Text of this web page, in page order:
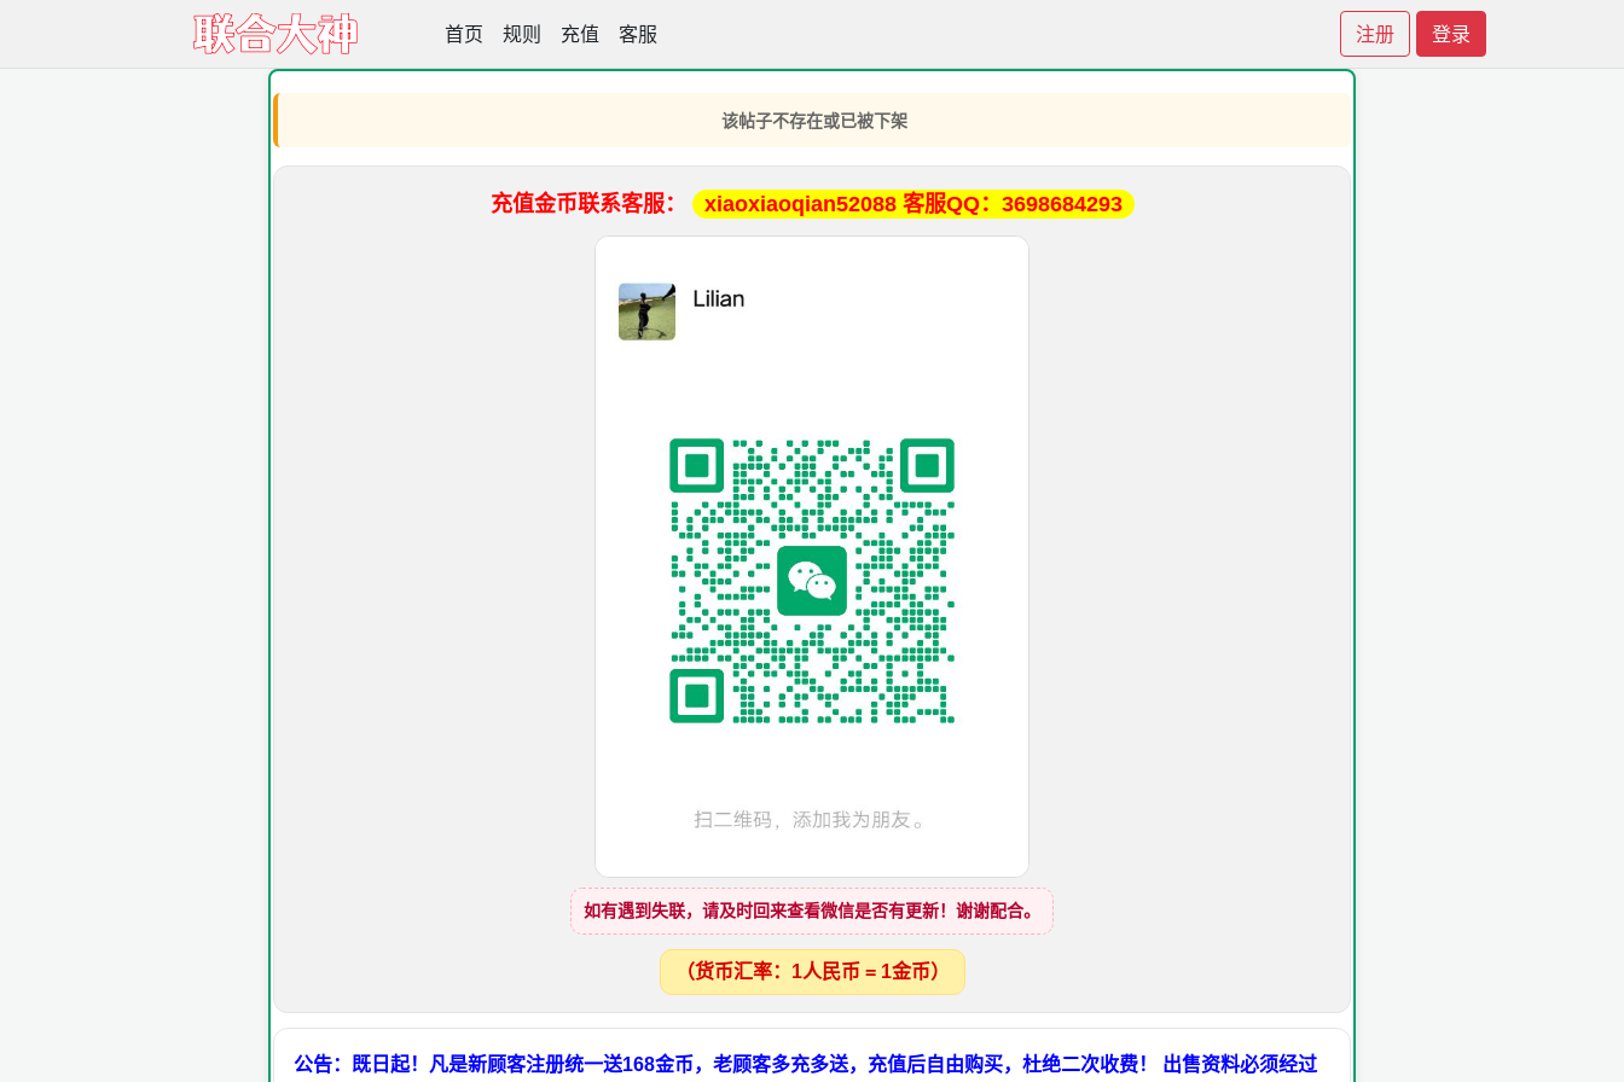
首页 规则 充值 客服 注册 登录
联合大神高手坛
该帖子不存在或已被下架
充值金币联系客服： xiaoxiaoqian52088 客服QQ：3698684293
如有遇到失联，请及时回来查看微信是否有更新！谢谢配合。
（货币汇率：1人民币 = 1金币）
公告：既日起！凡是新顾客注册统一送168金币，老顾客多充多送，充值后自由购买，杜绝二次收费！ 出售资料必须经过